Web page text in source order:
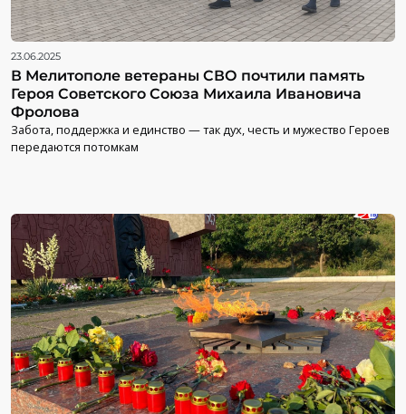
23.06.2025
В Мелитополе ветераны СВО почтили память
Героя Советского Союза Михаила Ивановича
Фролова
Забота, поддержка и единство — так дух, честь и мужество Героев
передаются потомкам